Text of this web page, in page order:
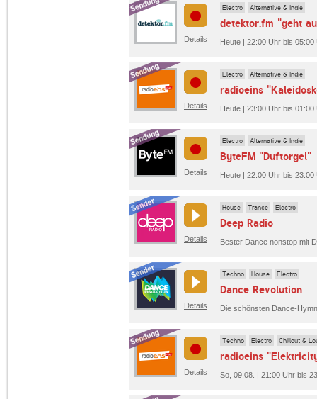
Details
Electro Alternative & Indie
detektor.fm "geht
Heute | 22:00 Uhr bis 05:00
Details
Electro Alternative & Indie
radioeins
Heute | 23:00 Uhr bis 01:00
Details
Electro Alternative & Indie
ByteFM "Duftorgel"
Heute | 22:00 Uhr bis
Details
House Trance Electro
Deep Radio
Bester Dance nonstop mit
Details
Techno House Electro
Dance Revolution
Details
Techno Electro Chillout &
radioeins
So, 09.08. | 21:00 Uhr bis